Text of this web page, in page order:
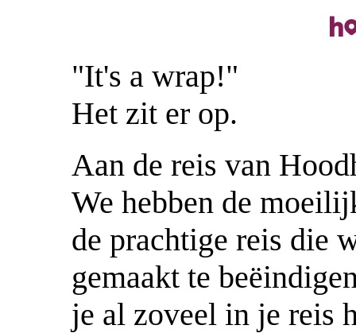
"It's a wrap!"
Het zit er op.
Aan de reis van
We hebben de
de prachtige reis die
gemaakt te
je al zoveel in je reis